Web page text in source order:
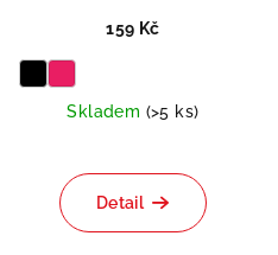
159 Kč
Skladem (>5 ks)
Detail